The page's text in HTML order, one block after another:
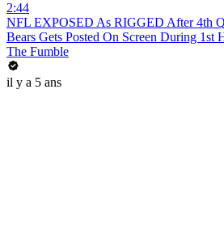
2:44
NFL EXPOSED As RIGGED After 4th
Bears Gets Posted On Screen During 1st
The Fumble
il y a 5 ans